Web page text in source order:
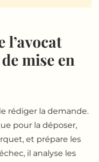
l’avocat
mise en
rédiger la demande.
pour la déposer,
et prépare les
il analyse les